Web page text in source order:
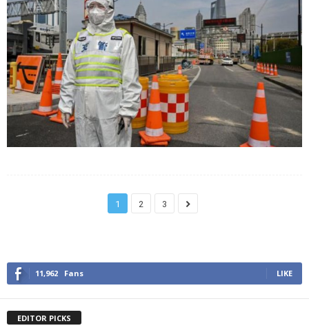
1 2 3
11,962 Fans LIKE
EDITOR PICKS